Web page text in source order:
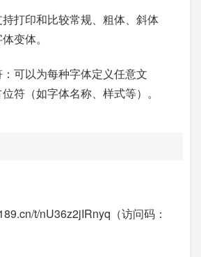
打印和比较常规、粗体、斜体
变体。
可以为每种字体定义任意文
符（如字体名称、样式等）。
t/nU36z2jIRnyq（访问码：